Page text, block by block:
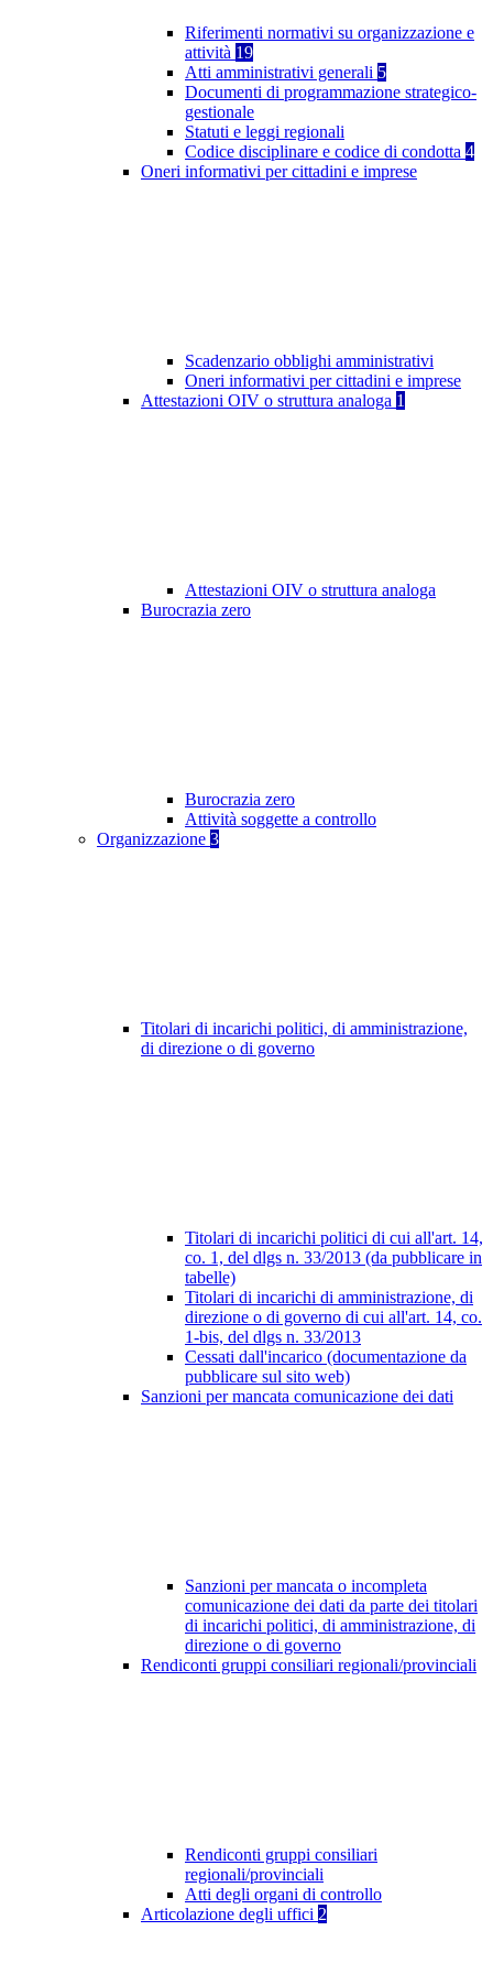
Riferimenti normativi su organizzazione e
attività 19
Atti amministrativi generali 5
Documenti di programmazione strategico-
gestionale
Statuti e leggi regionali
Codice disciplinare e codice di condotta 4
Oneri informativi per cittadini e imprese
Scadenzario obblighi amministrativi
Oneri informativi per cittadini e imprese
Attestazioni OIV o struttura analoga 1
Attestazioni OIV o struttura analoga
Burocrazia zero
Burocrazia zero
Attività soggette a controllo
Organizzazione 3
Titolari di incarichi politici, di amministrazione,
di direzione o di governo
Titolari di incarichi politici di cui all'art. 14,
co. 1, del dlgs n. 33/2013 (da pubblicare in
tabelle)
Titolari di incarichi di amministrazione, di
direzione o di governo di cui all'art. 14, co.
1-bis, del dlgs n. 33/2013
Cessati dall'incarico (documentazione da
pubblicare sul sito web)
Sanzioni per mancata comunicazione dei dati
Sanzioni per mancata o incompleta
comunicazione dei dati da parte dei titolari
di incarichi politici, di amministrazione, di
direzione o di governo
Rendiconti gruppi consiliari regionali/provinciali
Rendiconti gruppi consiliari
regionali/provinciali
Atti degli organi di controllo
Articolazione degli uffici 2